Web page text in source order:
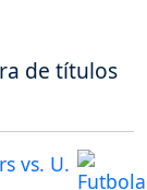
de títulos